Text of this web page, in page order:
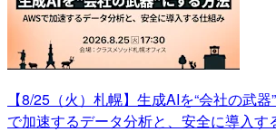
【8/25（火）札幌】生成AIを“会社の武
で加速するデータ分析と、安全に導入す